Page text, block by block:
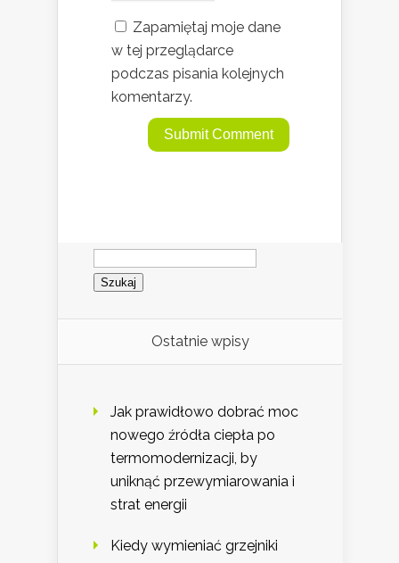
Zapamiętaj moje dane
w tej przeglądarce
podczas pisania kolejnych
komentarzy.
Szukaj:
Ostatnie wpisy
Jak prawidłowo dobrać moc
nowego źródła ciepła po
termomodernizacji, by
uniknąć przewymiarowania i
strat energii
Kiedy wymieniać grzejniki